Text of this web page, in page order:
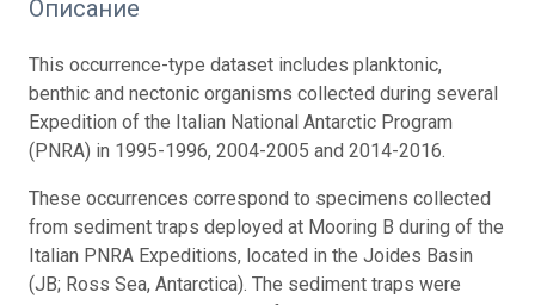
Описание
This occurrence-type dataset includes planktonic,
benthic and nectonic organisms collected during several
Expedition of the Italian National Antarctic Program
(PNRA) in 1995-1996, 2004-2005 and 2014-2016.
These occurrences correspond to specimens collected
from sediment traps deployed at Mooring B during of the
Italian PNRA Expeditions, located in the Joides Basin
(JB; Ross Sea, Antarctica). The sediment traps were